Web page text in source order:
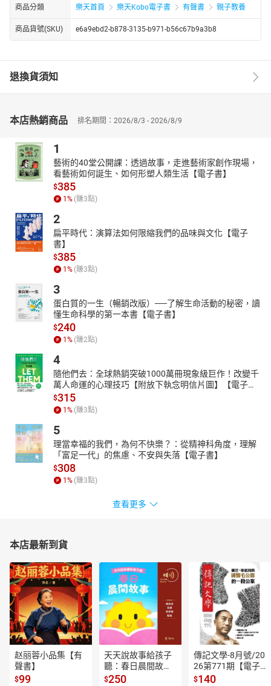
商品分類 樂天首頁 樂天Kobo電子書 有聲書 親子教養
商品貨號(SKU) e6a9ebd2-b878-3135-b971-b56c67b9a3b8
退換貨須知
本店熱銷商品 排名期間：2026/8/3 - 2026/8/9
1
藝術的40堂公開課：透過故事，走進藝術家創作現場，
看藝術如何誕生、如何形塑人類生活【電子書】
$385
1% (賺3點)
2
扁平時代：演算法如何限縮我們的品味與文化【電子
書】
$385
1% (賺3點)
3
蛋白質的一生（暢銷改版）──了解生命活動的秘密，讀
懂生命科學的第一本書【電子書】
$240
1% (賺2點)
4
隨他們去：全球熱銷突破1000萬冊現象級巨作！改變千
萬人命運的心理技巧【附放下執念明信片圖】【電子
書】
$315
1% (賺3點)
5
理當幸福的我們，為何不快樂？：從精神科角度，理解
「富足一代」的焦慮、不安與失落【電子書】
$308
1% (賺3點)
查看更多
本店最新到貨
赵丽蓉小品集【有
聲書】
$99
天天說故事給孩子
聽：春日晨間故事
【有聲書】
$250
傳記文學-8月號/20
26第771期【電子
書】
$140